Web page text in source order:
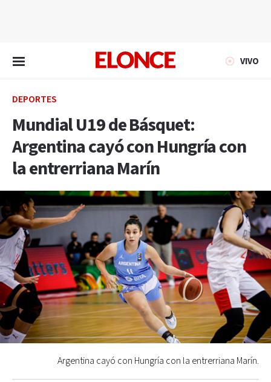
VIVO
DEPORTES
Mundial U19 de Básquet:
Argentina cayó con Hungría con
la entrerriana Marín
Argentina cayó con Hungría con la entrerriana Marín.